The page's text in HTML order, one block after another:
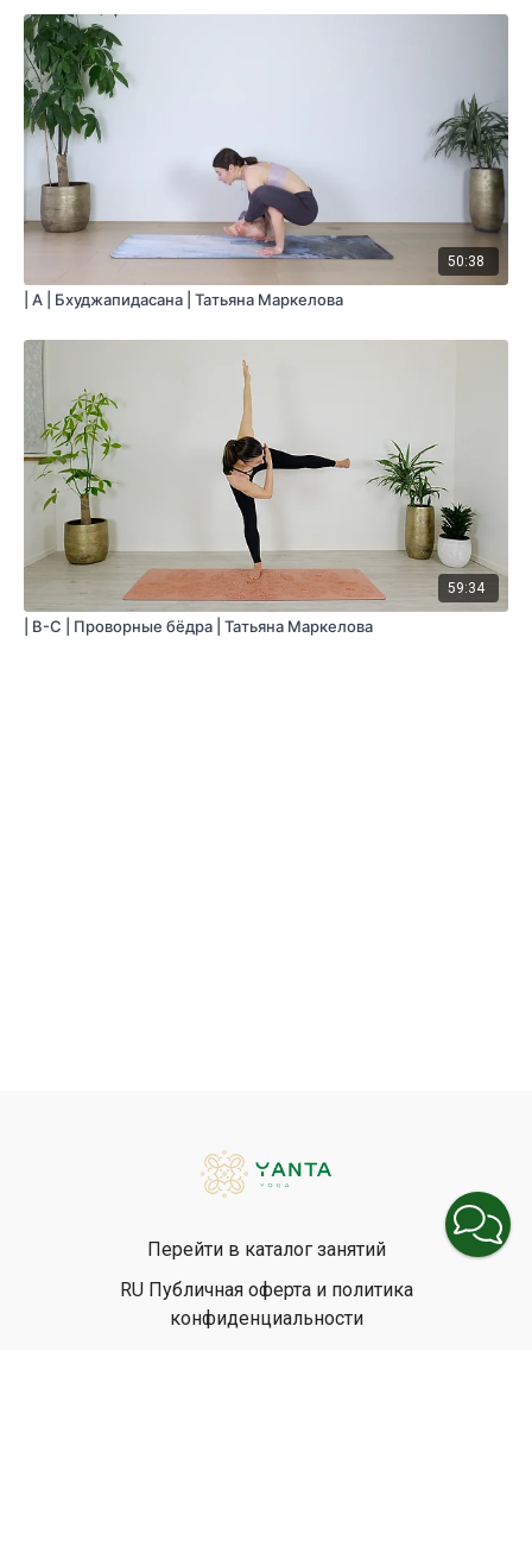
50:38
| A | Бхуджапидасана | Татьяна Маркелова
59:34
| В-С | Проворные бёдра | Татьяна Маркелова
Перейти в каталог занятий
RU Публичная оферта и политика
конфиденциальности